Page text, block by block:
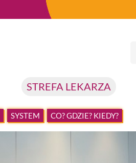
STREFA LEKARZA
SYSTEM CO? GDZIE? KIEDY?